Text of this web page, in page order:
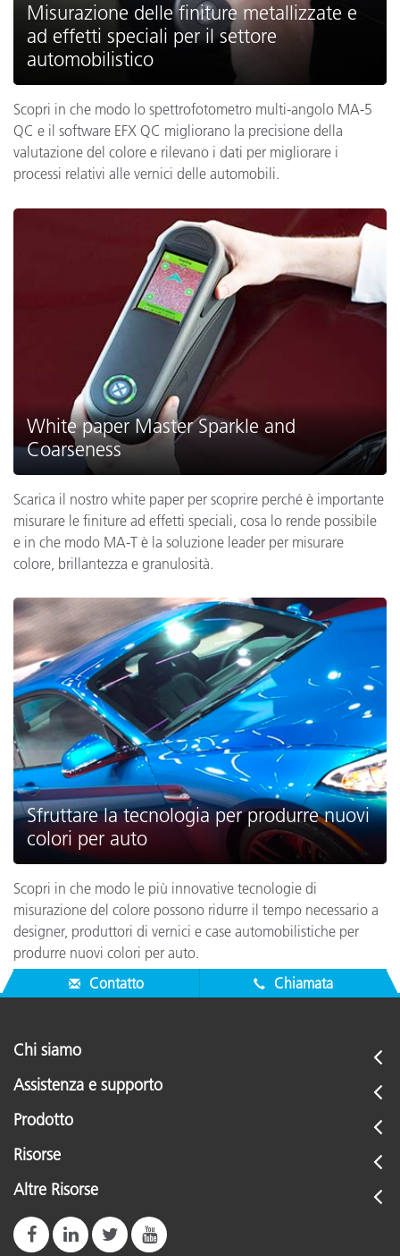
Misurazione delle finiture metallizzate e
ad effetti speciali per il settore
automobilistico
Scopri in che modo lo spettrofotometro multi-angolo MA-5
QC e il software EFX QC migliorano la precisione della
valutazione del colore e rilevano i dati per migliorare i
processi relativi alle vernici delle automobili.
White paper Master Sparkle and
Coarseness
Scarica il nostro white paper per scoprire perché è importante
misurare le finiture ad effetti speciali, cosa lo rende possibile
e in che modo MA-T è la soluzione leader per misurare
colore, brillantezza e granulosità.
Sfruttare la tecnologia per produrre nuovi
colori per auto
Scopri in che modo le più innovative tecnologie di
misurazione del colore possono ridurre il tempo necessario a
designer, produttori di vernici e case automobilistiche per
produrre nuovi colori per auto.
Contatto
Chiamata
Chi siamo
Assistenza e supporto
Prodotto
Risorse
Altre Risorse